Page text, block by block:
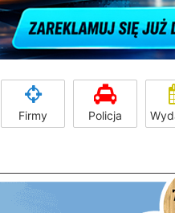
Firmy Policja